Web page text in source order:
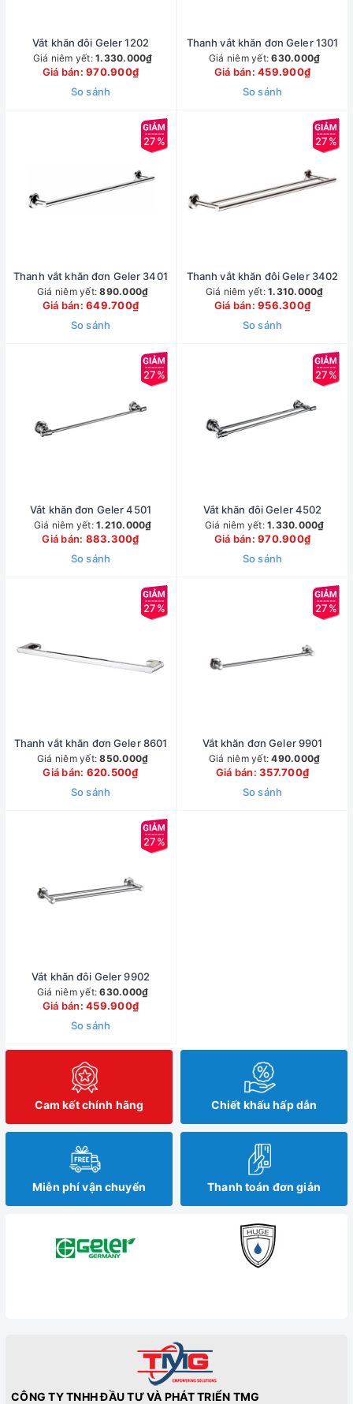
Vắt khăn đôi Geler 1202
Giá niêm yết: 1.330.000₫
Giá bán:970.900₫
So sánh
Thanh vắt khăn đơn Geler 1301
Giá niêm yết:630.000₫
Giá bán:459.900₫
So sánh
27%
Thanh vắt khăn đơn Geler 3401
Giá niêm yết:890.000₫
Giá bán:649.700₫
So sánh
27%
Thanh vắt khăn đôi Geler 3402
Giá niêm yết: 1.310.000₫
Giá bán:956.300₫
So sánh
27%
Vắt khăn đơn Geler 4501
Giá niêm yết: 1.210.000₫
Giá bán: 883.300₫
So sánh
27%
Vắt khăn đôi Geler 4502
Giá niêm yết: 1.330.000₫
Giá bán:970.900₫
So sánh
27%
Thanh vắt khăn đơn Geler 8601
Giá niêm yết:850.000₫
Giá bán: 620.500₫
So sánh
27%
Vắt khăn đơn Geler 9901
Giá niêm yết:490.000₫
Giá bán:357.700₫
So sánh
27%
Vắt khăn đôi Geler 9902
Giá niêm yết:630.000₫
Giá bán:459.900₫
So sánh
Cam kết chính hãng Chiết khấu hấp dẫn
Miễn phí vận chuyển Thanh toán đơn giản
CÔNG TY TNHH ĐẦU TƯ VÀ PHÁT TRIỂN TMG